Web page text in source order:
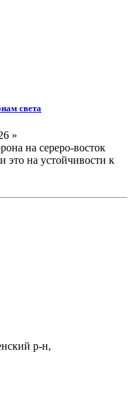
света
»
на сереро-восток
это на устойчивости к
р-н,